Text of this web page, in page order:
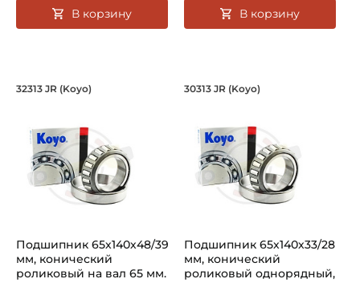
В корзину В корзину
Подшипник 65х140х48/39 мм,
32313 JR (Koyo)
Подшипник 65х140х48/39
мм, конический
роликовый на вал 65 мм.
Подшипник
30313 JR (Koyo)
Подшипник 65х140х33/28
мм, конический
роликовый однорядный,